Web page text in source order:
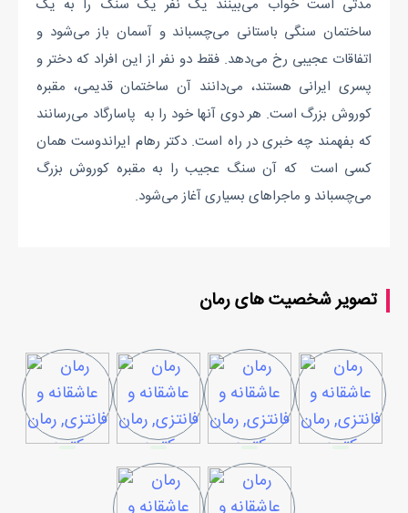
مدتی است خواب می‌بینند یک نفر یک سنگ را به یک
ساختمان سنگی باستانی می‌چسباند و آسمان باز می‌شود و
اتفاقات عجیبی رخ می‌دهد. فقط دو نفر از این افراد که دختر و
پسری ایرانی هستند، می‌دانند آن ساختمان قدیمی، مقبره
کوروش بزرگ است. هر دوی آنها خود را به پاسارگاد می‌رسانند
که بفهمند چه خبری در راه است. دکتر رهام ایراندوست همان
کسی است که آن سنگ عجیب را به مقبره کوروش بزرگ
می‌چسباند و ماجراهای بسیاری آغاز می‌شود.
تصویر شخصیت های رمان